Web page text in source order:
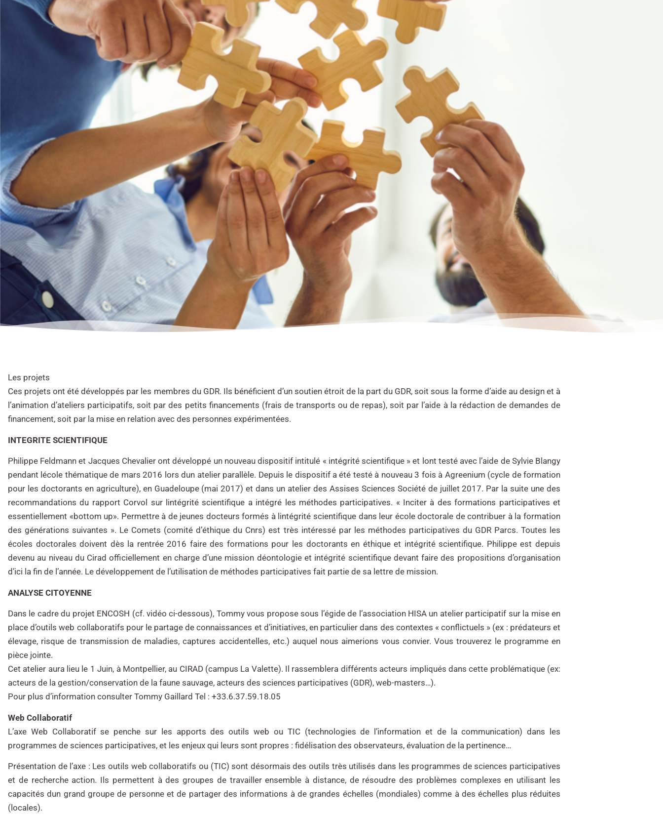
Les projets
Ces projets ont été développés par les membres du GDR. Ils bénéficient d’un soutien étroit de la part du GDR, soit sous la forme d’aide au design et à
l’animation d’ateliers participatifs, soit par des petits financements (frais de transports ou de repas), soit par l’aide à la rédaction de demandes de
financement, soit par la mise en relation avec des personnes expérimentées.
INTEGRITE SCIENTIFIQUE
Philippe Feldmann et Jacques Chevalier ont développé un nouveau dispositif intitulé « intégrité scientifique » et lont testé avec l’aide de Sylvie Blangy
pendant lécole thématique de mars 2016 lors dun atelier parallèle. Depuis le dispositif a été testé à nouveau 3 fois à Agreenium (cycle de formation
pour les doctorants en agriculture), en Guadeloupe (mai 2017) et dans un atelier des Assises Sciences Société de juillet 2017. Par la suite une des
recommandations du rapport Corvol sur lintégrité scientifique a intégré les méthodes participatives. « Inciter à des formations participatives et
essentiellement «bottom up». Permettre à de jeunes docteurs formés à lintégrité scientifique dans leur école doctorale de contribuer à la formation
des générations suivantes ». Le Comets (comité d’éthique du Cnrs) est très intéressé par les méthodes participatives du GDR Parcs. Toutes les
écoles doctorales doivent dès la rentrée 2016 faire des formations pour les doctorants en éthique et intégrité scientifique. Philippe est depuis
devenu au niveau du Cirad officiellement en charge d’une mission déontologie et intégrité scientifique devant faire des propositions d’organisation
d’ici la fin de l’année. Le développement de l’utilisation de méthodes participatives fait partie de sa lettre de mission.
ANALYSE CITOYENNE
Dans le cadre du projet ENCOSH (cf. vidéo ci-dessous), Tommy vous propose sous l’égide de l’association HISA un atelier participatif sur la mise en
place d’outils web collaboratifs pour le partage de connaissances et d’initiatives, en particulier dans des contextes « conflictuels » (ex : prédateurs et
élevage, risque de transmission de maladies, captures accidentelles, etc.) auquel nous aimerions vous convier. Vous trouverez le programme en
pièce jointe.
Cet atelier aura lieu le 1 Juin, à Montpellier, au CIRAD (campus La Valette). Il rassemblera différents acteurs impliqués dans cette problématique (ex:
acteurs de la gestion/conservation de la faune sauvage, acteurs des sciences participatives (GDR), web-masters…).
Pour plus d’information consulter Tommy Gaillard Tel : +33.6.37.59.18.05
Web Collaboratif
L’axe Web Collaboratif se penche sur les apports des outils web ou TIC (technologies de l’information et de la communication) dans les
programmes de sciences participatives, et les enjeux qui leurs sont propres : fidélisation des observateurs, évaluation de la pertinence…
Présentation de l’axe : Les outils web collaboratifs ou (TIC) sont désormais des outils très utilisés dans les programmes de sciences participatives
et de recherche action. Ils permettent à des groupes de travailler ensemble à distance, de résoudre des problèmes complexes en utilisant les
capacités dun grand groupe de personne et de partager des informations à de grandes échelles (mondiales) comme à des échelles plus réduites
(locales).